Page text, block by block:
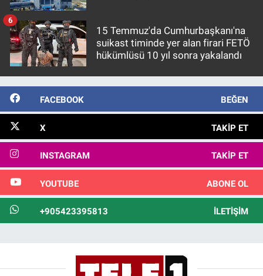
15 Temmuz'da Cumhurbaşkanı'na
suikast timinde yer alan firari FETÖ
hükümlüsü 10 yıl sonra yakalandı
6
FACEBOOK BEĞEN
X TAKIP ET
INSTAGRAM TAKIP ET
YOUTUBE ABONE OL
+905423395813 İLETIŞIM